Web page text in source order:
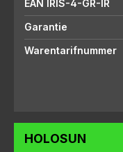
EAN IRIS-4-GR-IR
Garantie
Warentarifnummer
HOLOSUN